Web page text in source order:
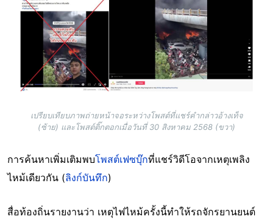
เปรียบเทียบภาพถ่ายหน้าจอระหว่างโพสต์ที่แชร์คำกล่าวอ้างเท็จ
(ซ้าย) และโพสต์ติ๊กตอกเมื่อวันที่ 30 สิงหาคม 2568 (ขวา)
การค้นหาเพิ่มเติมพบโพสต์เฟซบุ๊กที่แชร์วิดีโอจากเหตุเพลิง
ไหม้เดียวกัน (ลิงก์บันทึก)
สื่อท้องถิ่นรายงานว่า เหตุไฟไหม้ครั้งนี้ทำให้รถจักรยานยนต์